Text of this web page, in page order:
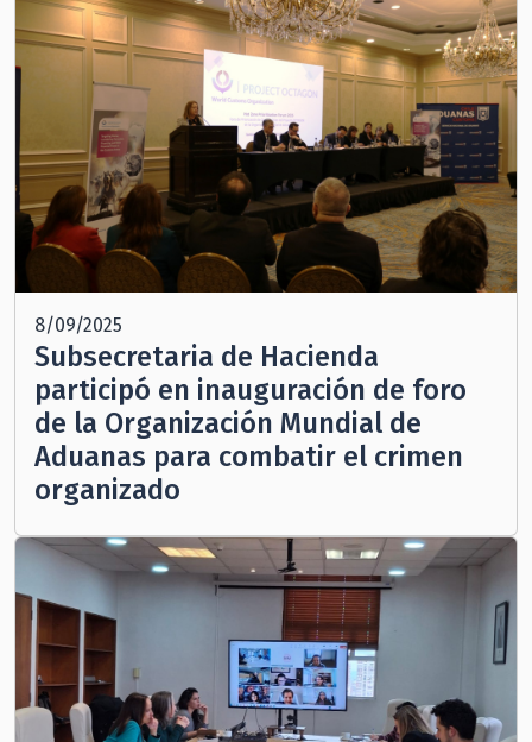
8/09/2025
Subsecretaria de Hacienda
participó en inauguración de foro
de la Organización Mundial de
Aduanas para combatir el crimen
organizado